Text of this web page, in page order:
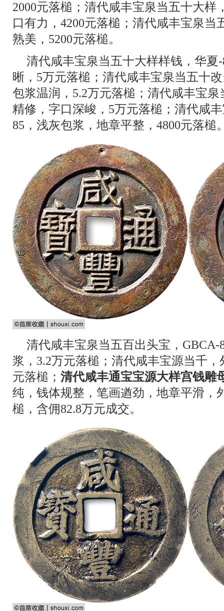
2000元落槌；清代咸丰宝泉当五十大样
口有力，4200元落槌；清代咸丰宝泉当
熟美，5200元落槌。
清代咸丰宝泉当五十大样样钱，华夏
晰，5万元落槌；清代咸丰宝泉当五十
包浆温润，5.2万元落槌；清代咸丰宝
精修，字口深峻，5万元落槌；清代咸
85，浅灰包浆，地章平整，4800元落槌
清代咸丰宝泉当五百出头宝，
浆，3.2万元落槌；清代咸丰宝源当千
元落槌； 清代咸丰通宝宝源大样宫钱雕
纯，钱体规整，笔画遒劲，地章平滑，
槌，含佣82.8万元成交。